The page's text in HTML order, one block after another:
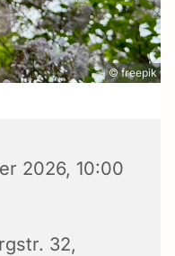
© freepik
2026, 10:00
32,